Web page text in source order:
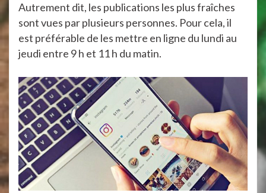
Autrement dit, les publications les plus fraîches
sont vues par plusieurs personnes. Pour cela, il
est préférable de les mettre en ligne du lundi au
jeudi entre 9 h et 11 h du matin.